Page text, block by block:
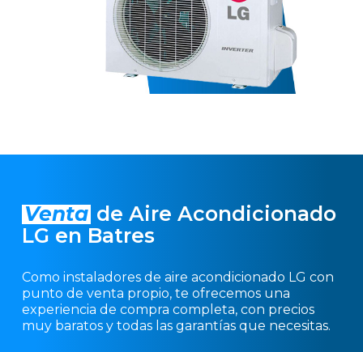
Venta de Aire Acondicionado
LG en Batres
Como instaladores de aire acondicionado LG con
punto de venta propio, te ofrecemos una
experiencia de compra completa, con precios
muy baratos y todas las garantías que necesitas.